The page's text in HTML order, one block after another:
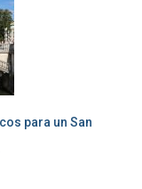
para un San